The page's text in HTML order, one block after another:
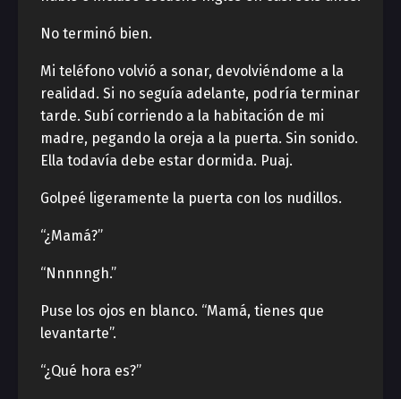
No terminó bien.
Mi teléfono volvió a sonar, devolviéndome a la
realidad. Si no seguía adelante, podría terminar
tarde. Subí corriendo a la habitación de mi
madre, pegando la oreja a la puerta. Sin sonido.
Ella todavía debe estar dormida. Puaj.
Golpeé ligeramente la puerta con los nudillos.
“¿Mamá?”
“Nnnnngh.”
Puse los ojos en blanco. “Mamá, tienes que
levantarte”.
“¿Qué hora es?”